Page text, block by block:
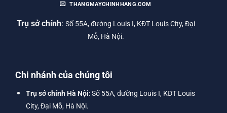
THANGMAYCHINHHANG.COM
Trụ sở chính: Số 55A, đường Louis I, KĐT Louis City, Đại
Mỗ, Hà Nội.
Chi nhánh của chúng tôi
Trụ sở chính Hà Nội: Số 55A, đường Louis I, KĐT Louis
City, Đại Mỗ, Hà Nội.